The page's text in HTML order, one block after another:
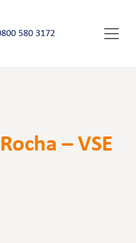
580 3172
– VSE